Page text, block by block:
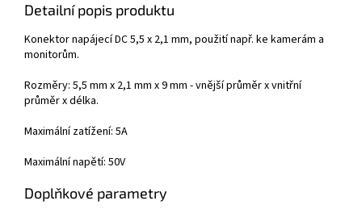
Detailní popis produktu
Konektor napájecí DC 5,5 x 2,1 mm, použitínapř. ke kamerám a
monitorům.
Rozměry: 5,5 mm x 2,1 mm x 9 mm - vnější průměr x vnitřní
průměr x délka.
Maximálnízatížení: 5A
Maximálnínapětí: 50V
Doplňkové parametry